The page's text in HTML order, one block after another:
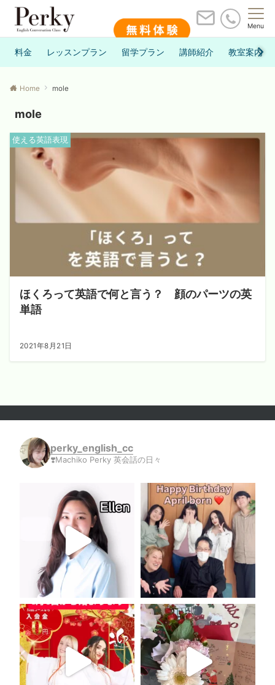
Menu
料金 レッスンプラン 留学プラン 講師紹介 教室案内
Home mole
mole
使える英語表現
ほくろって英語で何と言う？ 顔のパーツの英
単語
2021年8月21日
perky_english_cc
❣️Machiko Perky 英会話の日々